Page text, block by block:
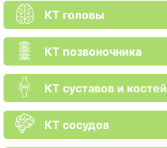
КТ головы
КТ позвоночника
КТ суставов и костей
КТ сосудов